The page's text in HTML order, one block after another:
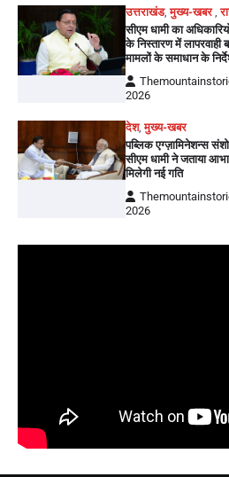
उत्तराखंड,मुख्य-खबर ,
सीएम धामी का
के निस्तारण में लापरवाही
मामलों के समाधान के
2026
देश,मुख्य-खबर
पब्लिक एग्ज़ामिनेशन्स
सीएम धामी ने जताया
मिलेगी नई गति
2026